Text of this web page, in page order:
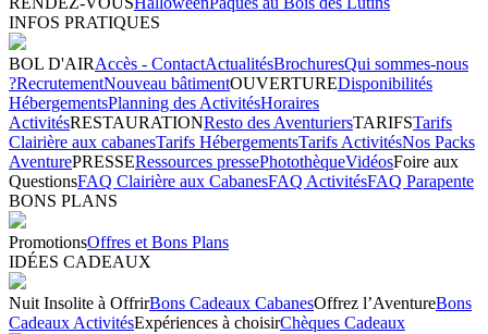
INFOS PRATIQUES
BOL D'AIRAccès - ContactActualitésBrochuresQui sommes-nous
?RecrutementNouveau bâtimentOUVERTUREDisponibilités
HébergementsPlanning des ActivitésHoraires
ActivitésRESTAURATIONResto des AventuriersTARIFSTarifs
Clairière aux cabanesTarifs HébergementsTarifs ActivitésNos Packs
AventurePRESSERessources pressePhotothèqueVidéosFoire aux
QuestionsFAQ Clairière aux CabanesFAQ ActivitésFAQ Parapente
BONS PLANS
PromotionsOffres et Bons Plans
IDÉES CADEAUX
Nuit Insolite à OffrirBons Cadeaux CabanesOffrez l’AventureBons
Cadeaux ActivitésExpériences à choisirChèques Cadeaux